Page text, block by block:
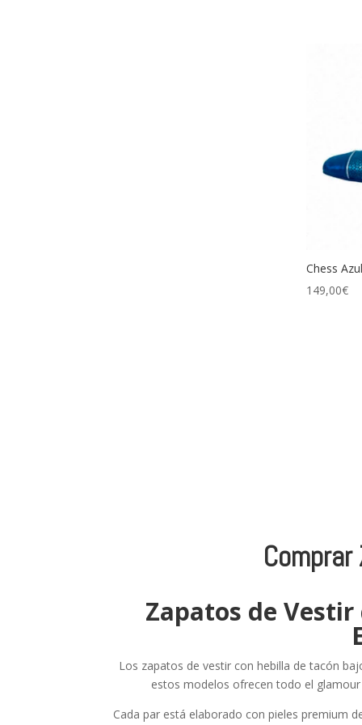
Chess Azul
149,00€
Zapatos de
Los zapatos de vestir con hebilla de tacón
estos modelos ofrecen todo el
Cada par está elaborado con pieles premium